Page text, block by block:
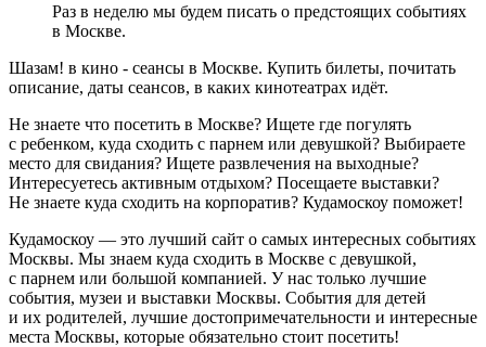
Раз в неделю мы будем писать о предстоящих событиях
в Москве.
Шазам! в кино - сеансы в Москве. Купить билеты, почитать
описание, даты сеансов, в каких кинотеатрах идёт.
Не знаете что посетить в Москве? Ищете где погулять
с ребенком, куда сходить с парнем или девушкой? Выбираете
место для свидания? Ищете развлечения на выходные?
Интересуетесь активным отдыхом? Посещаете выставки?
Не знаете куда сходить на корпоратив? Кудамоскоу поможет!
Кудамоскоу — это лучший сайт о самых интересных событиях
Москвы. Мы знаем куда сходить в Москве с девушкой,
с парнем или большой компанией. У нас только лучшие
события, музеи и выставки Москвы. События для детей
и их родителей, лучшие достопримечательности и интересные
места Москвы, которые обязательно стоит посетить!